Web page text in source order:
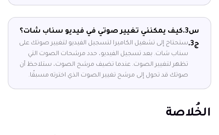
س3.
كيف يمكنني تغيير صوتي في فيديو سناب شات؟
ج3.
ستحتاج إلى تشغيل الكاميرا لتسجيل الفيديو لتغيير صوتك على
سناب شات. بعد تسجيل الفيديو، حدد مرشحات الصوت التي
تظهر لتغيير الصوت. عندما تضيف مرشح الصوت، ستلاحظ أن
صوتك قد تحول إلى مرشح تغيير الصوت الذي اخترته مسبقًا.
الخُلاصة